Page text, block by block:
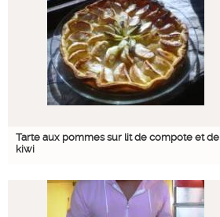
Tarte aux pommes sur lit de compote et de
kiwi